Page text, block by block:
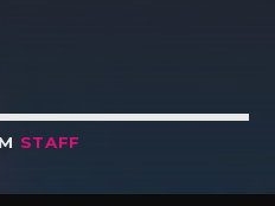
STAFF